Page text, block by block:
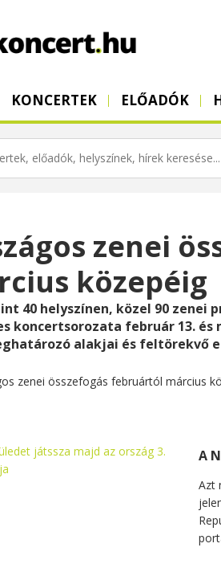
KONCERTEK ELŐADÓK
zenei
közepéig
40 helyszínen, közel 90 zenei
koncertsorozata február 13.
alakjai és feltörekvő
A
Azt